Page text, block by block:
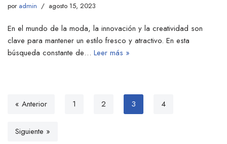
por admin agosto 15, 2023
En el mundo de la moda, la innovación y la creatividad son
clave para mantener un estilo fresco y atractivo. En esta
búsqueda constante de… Leer más »
« Anterior 1 2 3 4
Siguiente »